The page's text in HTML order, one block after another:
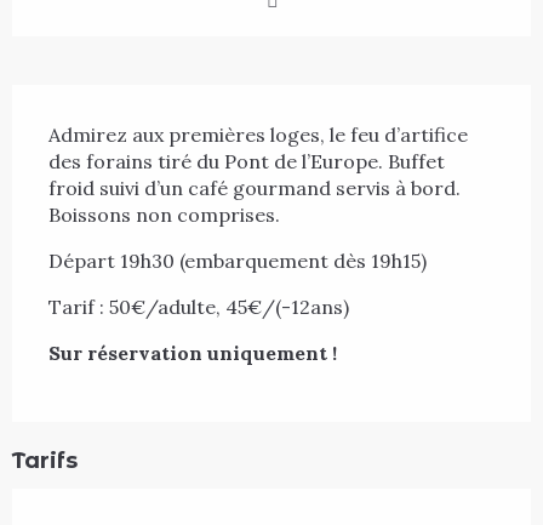
Admirez aux premières loges, le feu d’artifice
des forains tiré du Pont de l’Europe. Buffet
froid suivi d’un café gourmand servis à bord.
Boissons non comprises.
Départ 19h30 (embarquement dès 19h15)
Tarif : 50€/adulte, 45€/(-12ans)
Sur réservation uniquement !
Tarifs